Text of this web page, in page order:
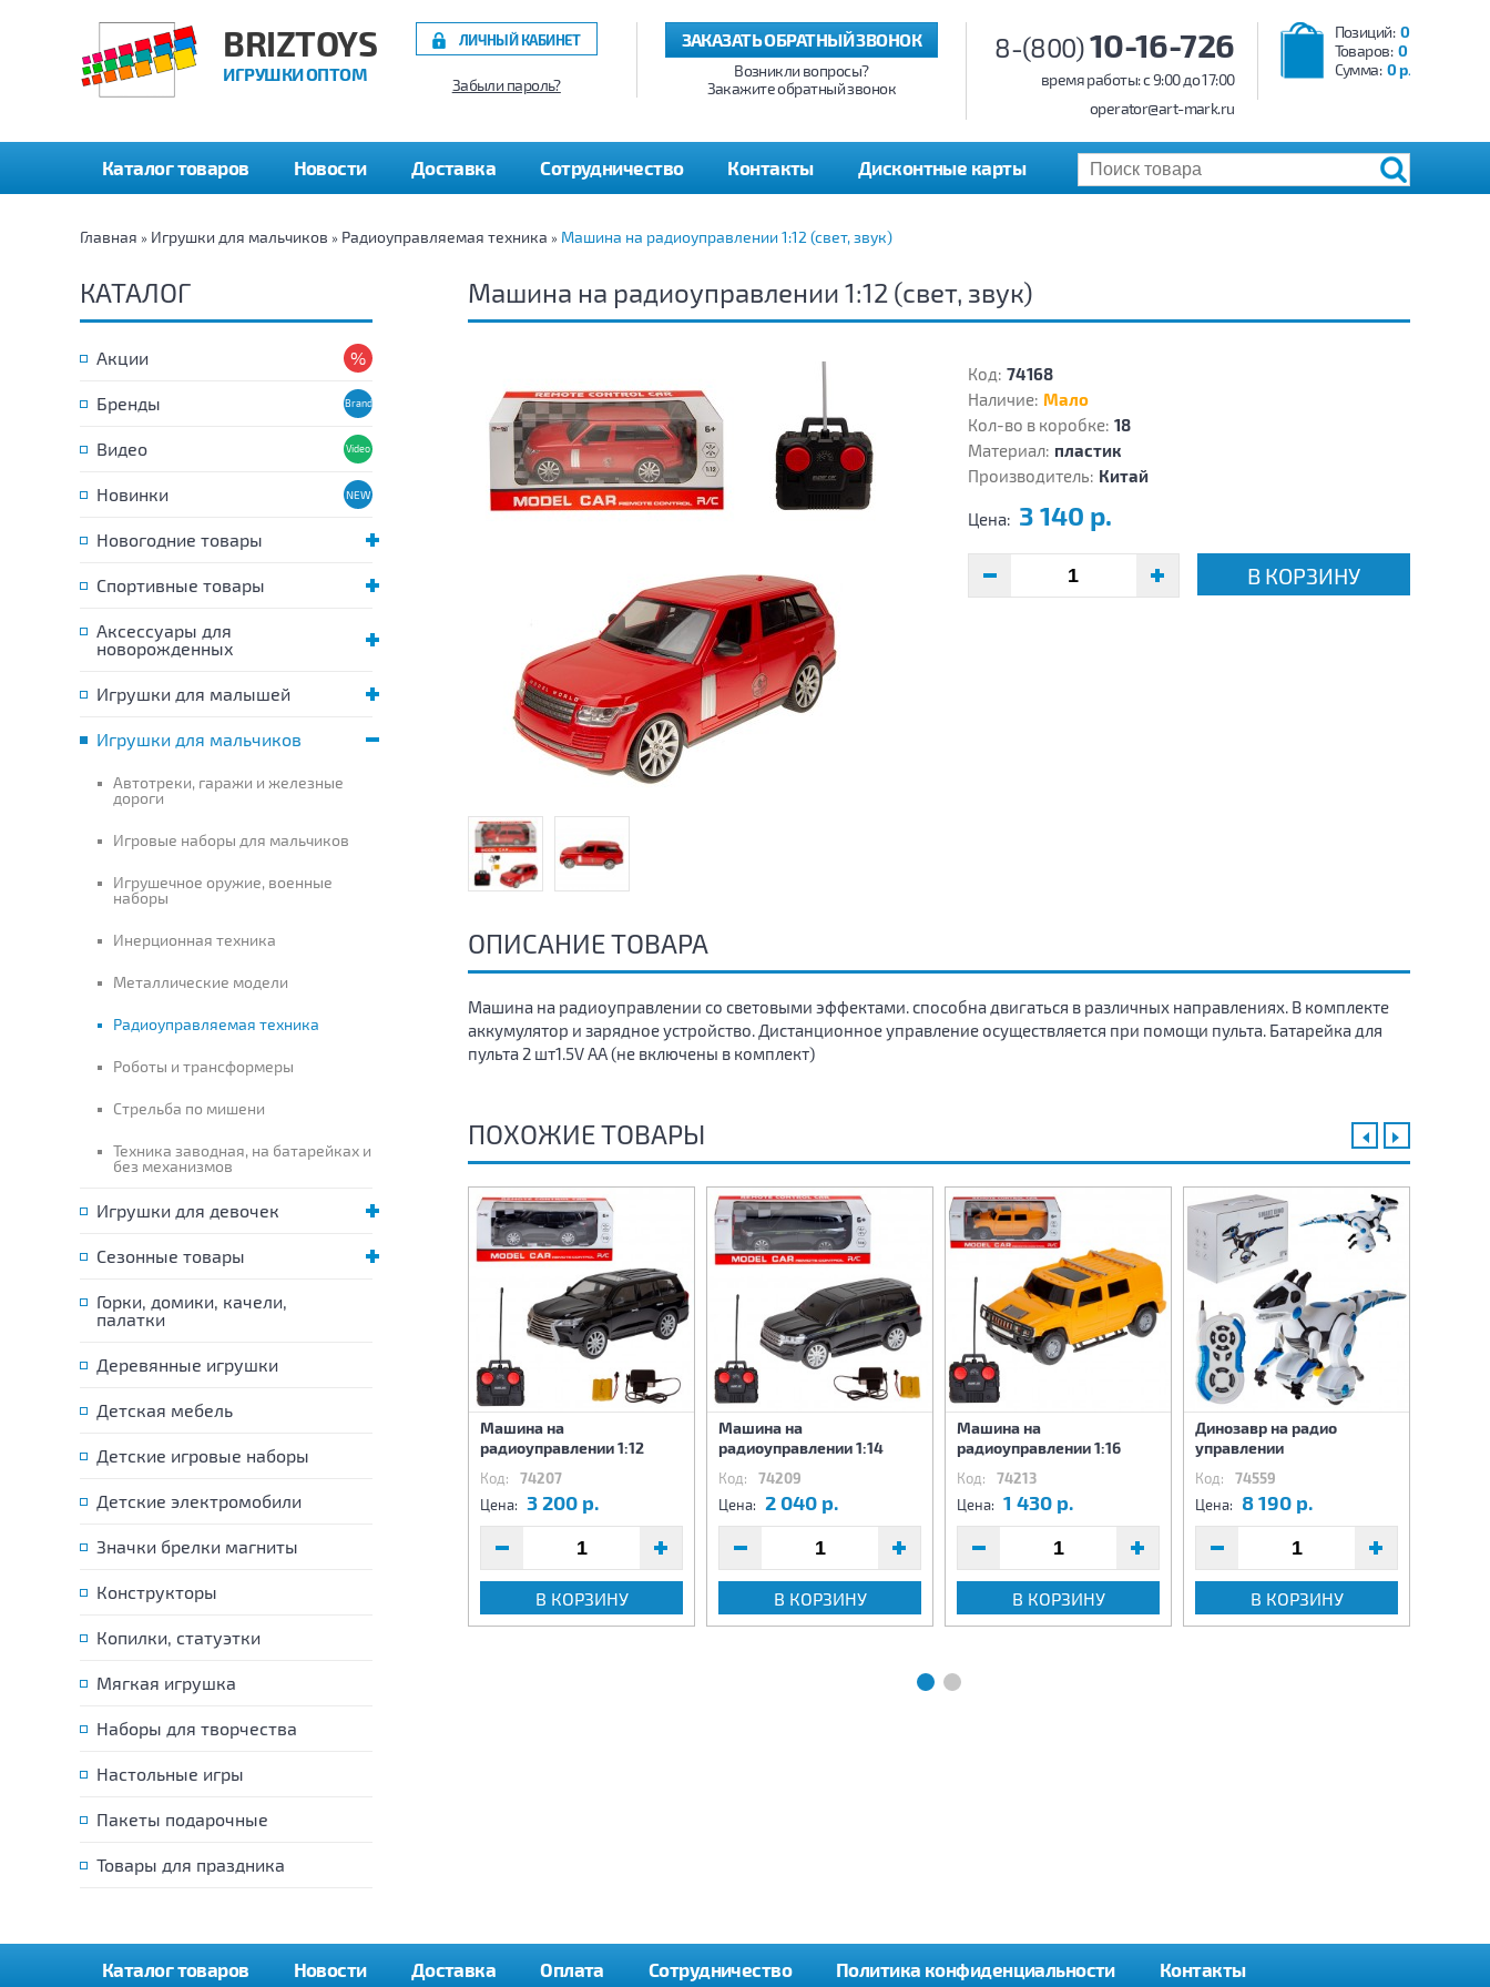
BRIZTOYS
ИГРУШКИ ОПТОМ
Позиций: 0
Товаров: 0
Сумма: 0 р.
8-(800)10-16-726
время работы: c 9:00 до 17:00
operator@art-mark.ru
ЗАКАЗАТЬ ОБРАТНЫЙ ЗВОНОК
Возникли вопросы?
Закажите обратный звонок
ЛИЧНЫЙ КАБИНЕТ
Забыли пароль?
Каталог товаров Новости Доставка Сотрудничество Контакты Дисконтные карты
Главная » Игрушки для мальчиков » Радиоуправляемая техника » Машина на радиоуправлении 1:12 (свет, звук)
КАТАЛОГ
Акции
Бренды
Видео
Новинки
Новогодние товары
Спортивные товары
Аксессуары для
новорожденных
Игрушки для малышей
Игрушки для мальчиков
Автотреки, гаражи и железные
дороги
Игровые наборы для мальчиков
Игрушечное оружие, военные
наборы
Инерционная техника
Металлические модели
Радиоуправляемая техника
Роботы и трансформеры
Стрельба по мишени
Техника заводная, на батарейках и
без механизмов
Игрушки для девочек
Сезонные товары
Горки, домики, качели,
палатки
Деревянные игрушки
Детская мебель
Детские игровые наборы
Детские электромобили
Значки брелки магниты
Конструкторы
Копилки, статуэтки
Мягкая игрушка
Наборы для творчества
Настольные игры
Пакеты подарочные
Товары для праздника
Машина на радиоуправлении 1:12 (свет, звук)
Код: 74168
Наличие: Мало
Кол-во в коробке: 18
Материал: пластик
Производитель: Китай
Цена: 3 140 р.
В КОРЗИНУ
ОПИСАНИЕ ТОВАРА
Машина на радиоуправлении со световыми эффектами. способна двигаться в различных направлениях. В комплекте
аккумулятор и зарядное устройство. Дистанционное управление осуществляется при помощи пульта. Батарейка для
пульта 2 шт1.5V AA (не включены в комплект)
ПОХОЖИЕ ТОВАРЫ
интерактивный
8 260 р.
В КОРЗИНУ
свет, звук)
Цена: 1 890 р.
Машина на
радиоуправлении 1:12
Код: 74207
Цена: 3 200 р.
В КОРЗИНУ
Машина на
радиоуправлении 1:14
Код: 74209
Цена: 2 040 р.
В КОРЗИНУ
Машина на
радиоуправлении 1:16
Код: 74213
Цена: 1 430 р.
В КОРЗИНУ
Динозавр на радио
управлении
Код: 74559
Цена: 8 190 р.
В КОРЗИНУ
Каталог товаров Новости Доставка Оплата Сотрудничество Политика конфиденциальности Контакты